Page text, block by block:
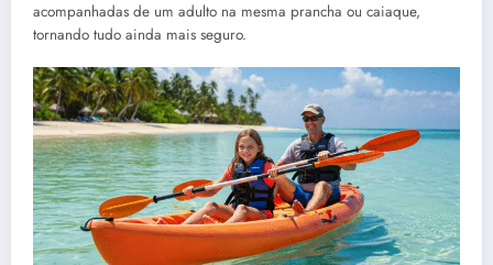
acompanhadas de um adulto na mesma prancha ou caiaque,
tornando tudo ainda mais seguro.